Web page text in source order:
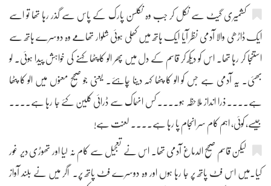
کشمیری گیٹ سے نکل کر جب وہ نکلسن پارک کے پاس سے گذر رہا تھا تو اسے
ایک ڈاڑھی والا آدمی نظر آیا ایک ہاتھ میں کھلی ہوئی شلوار تھامے وہ دوسرے ہاتھ سے
استنجا کر رہا تھا۔ اس کو دیکھ کر قاسم کے دل میں پھر الو کا پٹھا کہنے کی خواہش پیدا ہوئی۔ لو
بھئی۔ یہ آدمی ہے جس کو الو کا پٹھا کہہ دینا چاہئے۔ یعنی جو صحیح معنوں میں الو کا پٹھا
ہے.... ذرا انداز ملاحظہ ہو.... کس انہماک سے ڈرائی کلین کئے جا رہا ہے....
جیسے، کوئی، اہم کام سر انجام پا رہا ہے.... لعنت ہے!
لیکن قاسم صحیح الدماغ آدمی تھا۔ اس نے تعجیل سے کام نہ لیا اور تھوڑی دیر غور
کیا۔میں اس فٹ پاتھ پر جا رہا ہوں اور وہ دوسرے فٹ پاتھ پر۔ اگر میں نے بلند آواز